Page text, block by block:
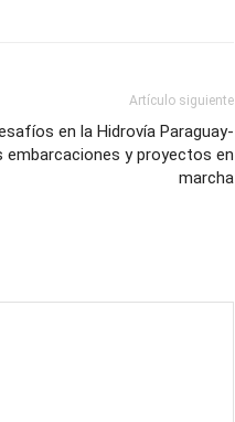
Artículo siguiente
en la Hidrovía Paraguay-
embarcaciones y proyectos en
marcha